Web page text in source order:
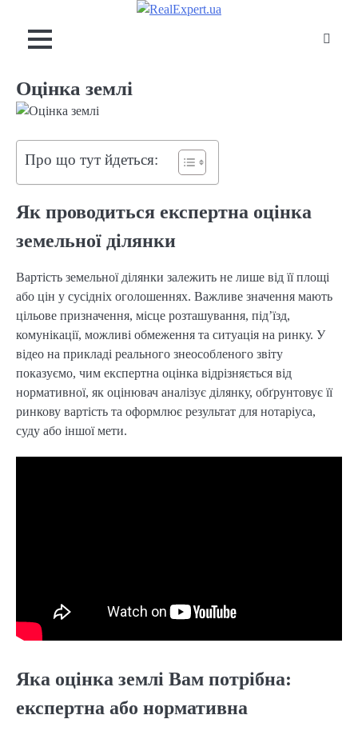
content
Оцінка землі
Про що тут йдеться:
Як проводиться експертна оцінка
земельної ділянки
Вартість земельної ділянки залежить не лише від її площі
або цін у сусідніх оголошеннях. Важливе значення мають
цільове призначення, місце розташування, під’їзд,
комунікації, можливі обмеження та ситуація на ринку. У
відео на прикладі реального знеособленого звіту
показуємо, чим експертна оцінка відрізняється від
нормативної, як оцінювач аналізує ділянку, обґрунтовує її
ринкову вартість та оформлює результат для нотаріуса,
суду або іншої мети.
Яка оцінка землі Вам потрібна:
експертна або нормативна